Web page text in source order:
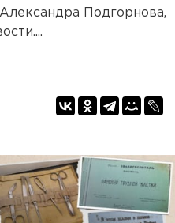
Подгорнова,